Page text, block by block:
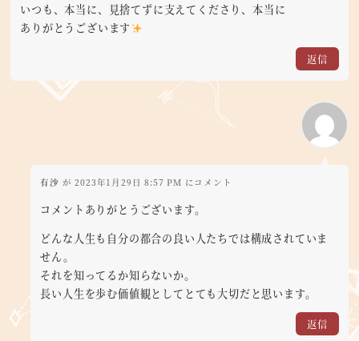
いつも、本当に、見捨てずに支えてくださり、本当に
ありがとうございます
返信
有沙 が 2023年1月29日 8:57 PM にコメント
コメントありがとうございます。
どんな人生も自分の都合の良い人たちでは構成されていま
せん。
それを知ってるか知らないか。
長い人生を歩む価値観としてとても大切だと思います。
返信